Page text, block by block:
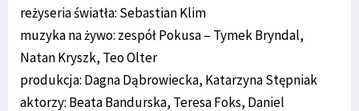
reżyseria światła: Sebastian Klim
muzyka na żywo: zespół Pokusa – Tymek Bryndal,
Natan Kryszk, Teo Olter
produkcja: Dagna Dąbrowiecka, Katarzyna Stępniak
aktorzy: Beata Bandurska, Teresa Foks, Daniel